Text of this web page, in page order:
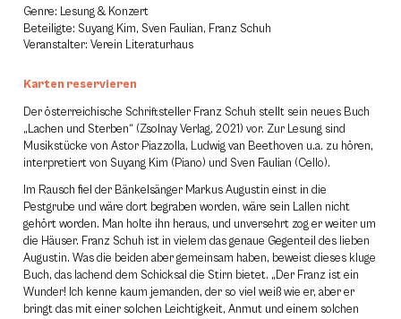
Genre: Lesung & Konzert
Beteiligte: Suyang Kim, Sven Faulian, Franz Schuh
Veranstalter: Verein Literaturhaus
Karten reservieren
Der österreichische Schriftsteller Franz Schuh stellt sein neues Buch
„Lachen und Sterben“ (Zsolnay Verlag, 2021) vor. Zur Lesung sind
Musikstücke von Astor Piazzolla, Ludwig van Beethoven u.a. zu hören,
interpretiert von Suyang Kim (Piano) und Sven Faulian (Cello).
Im Rausch fiel der Bänkelsänger Markus Augustin einst in die
Pestgrube und wäre dort begraben worden, wäre sein Lallen nicht
gehört worden. Man holte ihn heraus, und unversehrt zog er weiter um
die Häuser. Franz Schuh ist in vielem das genaue Gegenteil des lieben
Augustin. Was die beiden aber gemeinsam haben, beweist dieses kluge
Buch, das lachend dem Schicksal die Stirn bietet. „Der Franz ist ein
Wunder! Ich kenne kaum jemanden, der so viel weiß wie er, aber er
bringt das mit einer solchen Leichtigkeit, Anmut und einem solchen